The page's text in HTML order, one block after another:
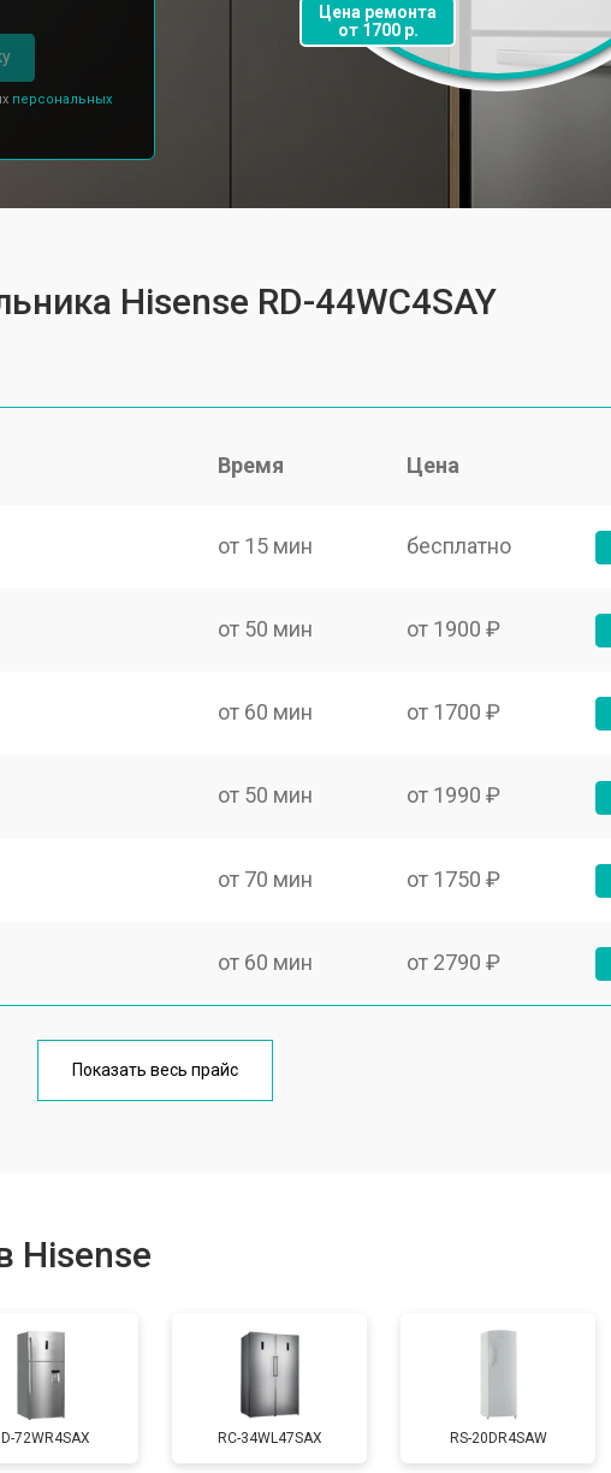
персональных
Цена ремонта
от 1700 р.
Hisense RD-44WC4SAY
Время Цена
от 15 мин бесплатно
от 50 мин от 1900 ₽
от 60 мин от 1700 ₽
от 50 мин от 1990 ₽
от 70 мин от 1750 ₽
от 60 мин от 2790 ₽
от 60 мин
от 70 мин
от 50 мин от 1700 ₽
Показать весь прайс
Hisense
72WR4SAX RС-34WL47SAX RS-20DR4SAW